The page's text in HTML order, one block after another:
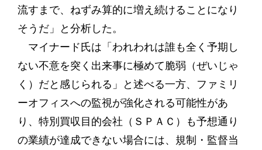
流すまで、ねずみ算的に増え続けることになり
そうだ」と分析した。
マイナード氏は「われわれは誰も全く予期し
ない不意を突く出来事に極めて脆弱（ぜいじゃ
く）だと感じられる」と述べる一方、ファミリ
ーオフィスへの監視が強化される可能性があ
り、特別買収目的会社（ＳＰＡＣ）も予想通り
の業績が達成できない場合には、規制・監督当